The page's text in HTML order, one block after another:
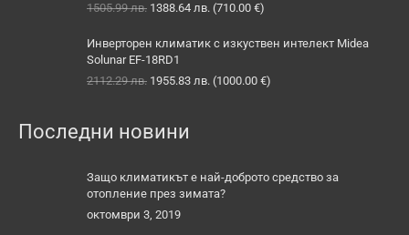
1505.99лв. Original
was:
1505.99 лв..
1388.64 лв. Текущата
е:
(710.00 €)
Инверторен климатик с изкуствен интелект Midea
Solunar EF-18RD1
2112.29лв. Original
2112.29 лв..
1955.83 лв. Текущата
(1000.00 €)
Последни новини
Защо климатикът е най-доброто средство за
отопление през зимата?
октомври 3, 2019